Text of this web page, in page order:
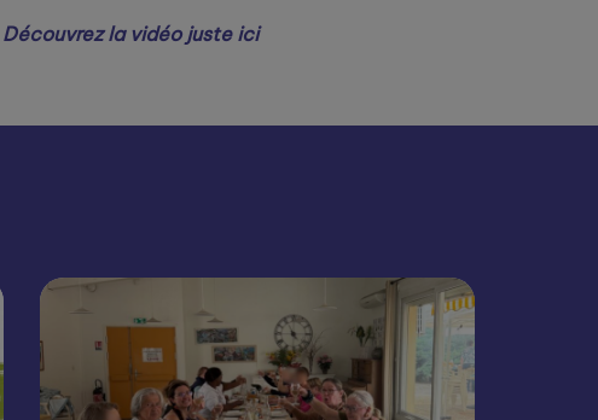
Découvrez la vidéo juste ici